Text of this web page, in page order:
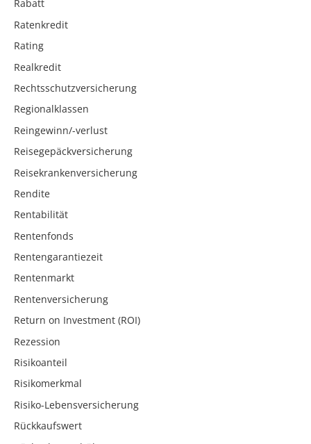
Rabatt
Ratenkredit
Rating
Realkredit
Rechtsschutzversicherung
Regionalklassen
Reingewinn/-verlust
Reisegepäckversicherung
Reisekrankenversicherung
Rendite
Rentabilität
Rentenfonds
Rentengarantiezeit
Rentenmarkt
Rentenversicherung
Return on Investment (ROI)
Rezession
Risikoanteil
Risikomerkmal
Risiko-Lebensversicherung
Rückkaufswert